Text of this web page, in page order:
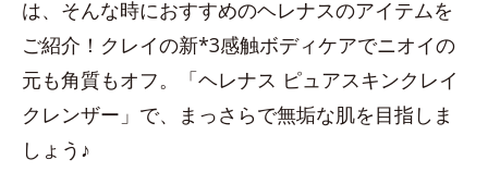
は、そんな時におすすめのヘレナスのアイテムを
ご紹介！クレイの新*3感触ボディケアでニオイの
元も角質もオフ。「ヘレナス ピュアスキンクレイ
クレンザー」で、まっさらで無垢な肌を目指しま
しょう♪